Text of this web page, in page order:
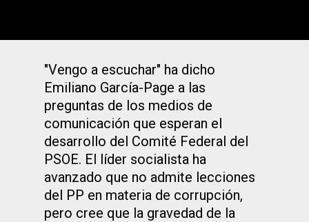
"Vengo a escuchar" ha dicho
Emiliano García-Page a las
preguntas de los medios de
comunicación que esperan el
desarrollo del Comité Federal del
PSOE. El líder socialista ha
avanzado que no admite lecciones
del PP en materia de corrupción,
pero cree que la gravedad de la